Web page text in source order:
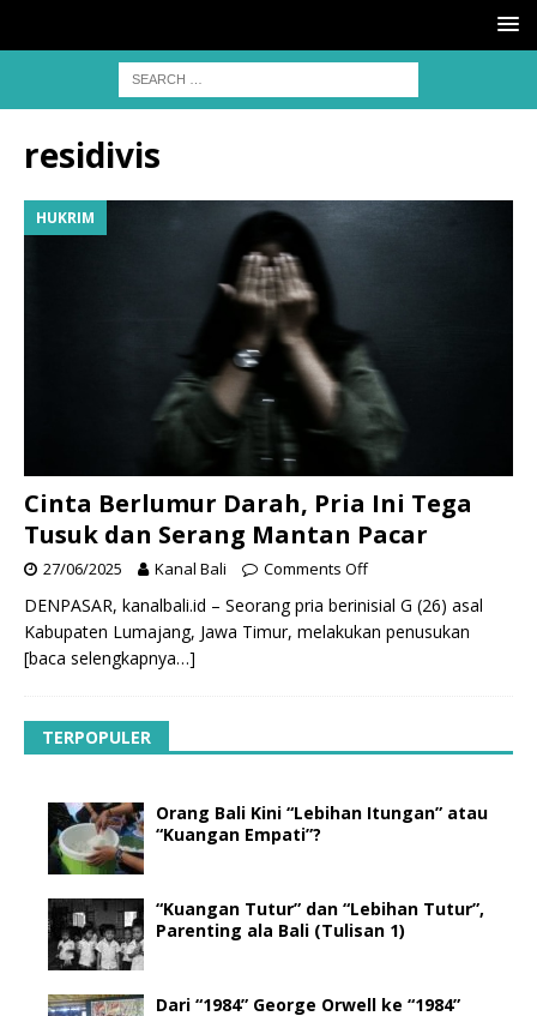
residivis
HUKRIM
Cinta Berlumur Darah, Pria Ini Tega
Tusuk dan Serang Mantan Pacar
27/06/2025 Kanal Bali Comments Off
DENPASAR, kanalbali.id – Seorang pria berinisial G (26) asal
Kabupaten Lumajang, Jawa Timur, melakukan penusukan
[baca selengkapnya…]
TERPOPULER
Orang Bali Kini “Lebihan Itungan” atau
“Kuangan Empati”?
“Kuangan Tutur” dan “Lebihan Tutur”,
Parenting ala Bali (Tulisan 1)
Dari “1984” George Orwell ke “1984”